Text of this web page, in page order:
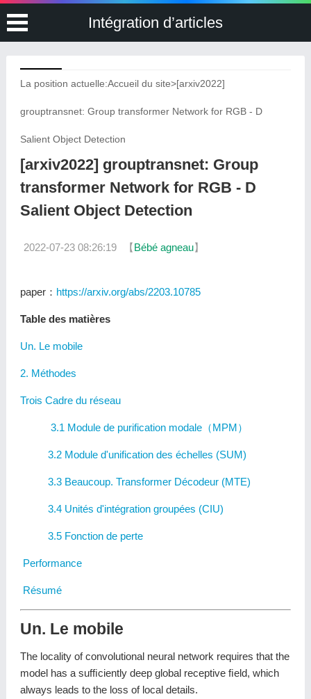
Intégration d’articles
La position actuelle:Accueil du site>[arxiv2022]
grouptransnet: Group transformer Network for RGB - D
Salient Object Detection
[arxiv2022] grouptransnet: Group
transformer Network for RGB - D
Salient Object Detection
2022-07-23 08:26:19 【Bébé agneau】
paper： https://arxiv.org/abs/2203.10785
Table des matières
Un. Le mobile
2. Méthodes
Trois Cadre du réseau
3.1 Module de purification modale（MPM）
3.2 Module d'unification des échelles (SUM)
3.3 Beaucoup. Transformer Décodeur (MTE)
3.4 Unités d'intégration groupées (CIU)
3.5 Fonction de perte
Performance
Résumé
Un. Le mobile
The locality of convolutional neural network requires that the
model has a sufﬁciently deep global receptive ﬁeld, which
always leads to the loss of local details.